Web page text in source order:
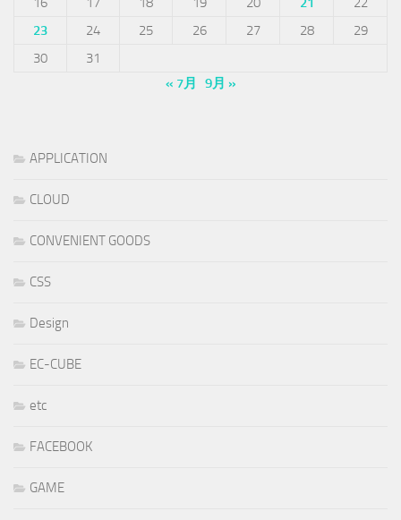
23
24 25 26 27 28
29
30
31
« 7月
9月 »
APPLICATION
CLOUD
CONVENIENT GOODS
CSS
Design
EC-CUBE
etc
FACEBOOK
GAME